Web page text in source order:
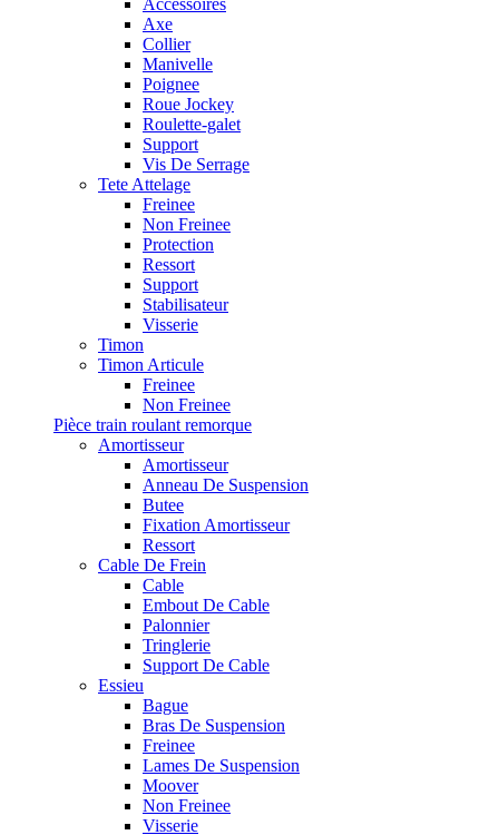
Accessoires
Axe
Collier
Manivelle
Poignee
Roue Jockey
Roulette-galet
Support
Vis De Serrage
Tete Attelage
Freinee
Non Freinee
Protection
Ressort
Support
Stabilisateur
Visserie
Timon
Timon Articule
Freinee
Non Freinee
Pièce train roulant remorque
Amortisseur
Amortisseur
Anneau De Suspension
Butee
Fixation Amortisseur
Ressort
Cable De Frein
Cable
Embout De Cable
Palonnier
Tringlerie
Support De Cable
Essieu
Bague
Bras De Suspension
Freinee
Lames De Suspension
Moover
Non Freinee
Visserie